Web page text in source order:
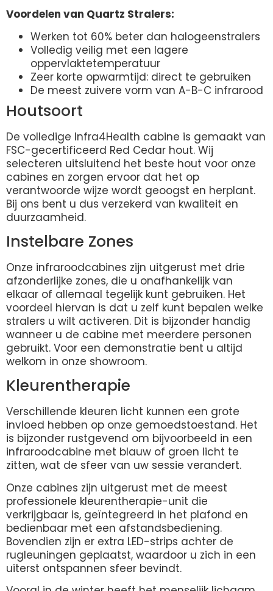
Voordelen van Quartz Stralers:
Werken tot 60% beter dan halogeenstralers
Volledig veilig met een lagere
oppervlaktetemperatuur
Zeer korte opwarmtijd: direct te gebruiken
De meest zuivere vorm van A-B-C infrarood
Houtsoort
De volledige Infra4Health cabine is gemaakt van
FSC-gecertificeerd Red Cedar hout. Wij
selecteren uitsluitend het beste hout voor onze
cabines en zorgen ervoor dat het op
verantwoorde wijze wordt geoogst en herplant.
Bij ons bent u dus verzekerd van kwaliteit en
duurzaamheid.
Instelbare Zones
Onze infraroodcabines zijn uitgerust met drie
afzonderlijke zones, die u onafhankelijk van
elkaar of allemaal tegelijk kunt gebruiken. Het
voordeel hiervan is dat u zelf kunt bepalen welke
stralers u wilt activeren. Dit is bijzonder handig
wanneer u de cabine met meerdere personen
gebruikt. Voor een demonstratie bent u altijd
welkom in onze showroom.
Kleurentherapie
Verschillende kleuren licht kunnen een grote
invloed hebben op onze gemoedstoestand. Het
is bijzonder rustgevend om bijvoorbeeld in een
infraroodcabine met blauw of groen licht te
zitten, wat de sfeer van uw sessie verandert.
Onze cabines zijn uitgerust met de meest
professionele kleurentherapie-unit die
verkrijgbaar is, geïntegreerd in het plafond en
bedienbaar met een afstandsbediening.
Bovendien zijn er extra LED-strips achter de
rugleuningen geplaatst, waardoor u zich in een
uiterst ontspannen sfeer bevindt.